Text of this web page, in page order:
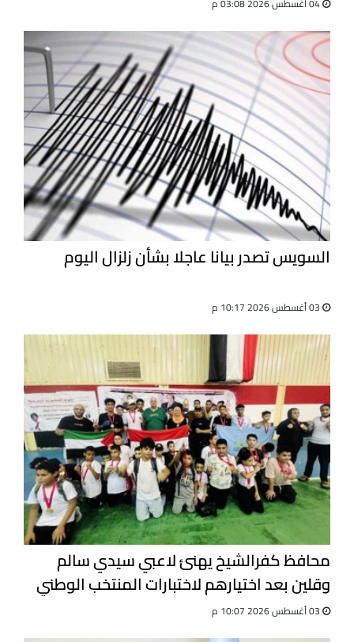
السويس تصدر بيانا عاجلا بشأن زلزال اليوم
محافظ كفرالشيخ يهنئ لاعبي سيدي سالم
وقلين بعد اختيارهم لاختبارات المنتخب الوطني
للجيت كونى دو